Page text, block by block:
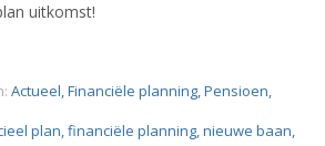
uitkomst!
Actueel,Financiële planning,Pensioen,
plan,financiële planning,nieuwe baan,